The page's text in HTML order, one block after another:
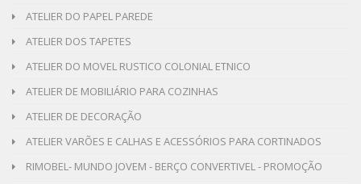
ATELIER DO PAPEL PAREDE
ATELIER DOS TAPETES
ATELIER DO MOVEL RUSTICO COLONIAL ETNICO
ATELIER DE MOBILIÁRIO PARA COZINHAS
ATELIER DE DECORAÇÃO
ATELIER VARÕES E CALHAS E ACESSÓRIOS PARA CORTINADOS
RIMOBEL- MUNDO JOVEM - BERÇO CONVERTIVEL - PROMOÇÃO